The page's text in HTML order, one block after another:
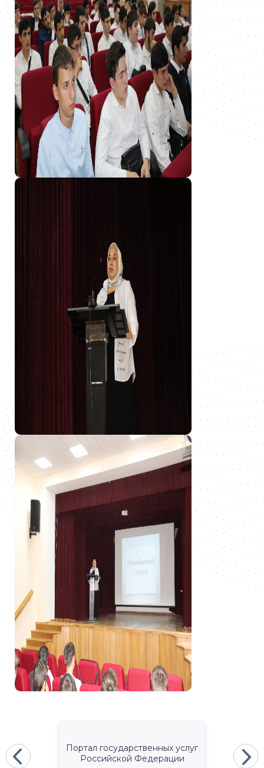
Портал государственных услуг
Российской Федерации